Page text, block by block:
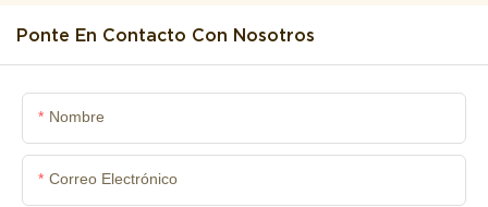
Ponte En Contacto Con Nosotros
Nombre
Correo Electrónico